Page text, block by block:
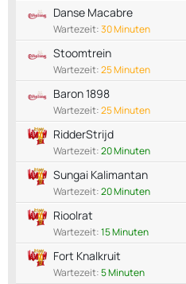
Danse Macabre
Wartezeit:30 Minuten
Stoomtrein
Wartezeit:25 Minuten
Baron 1898
Wartezeit:25 Minuten
RidderStrijd
Wartezeit:20 Minuten
Sungai Kalimantan
Wartezeit:20 Minuten
Rioolrat
Wartezeit:15 Minuten
Fort Knalkruit
Wartezeit:5 Minuten